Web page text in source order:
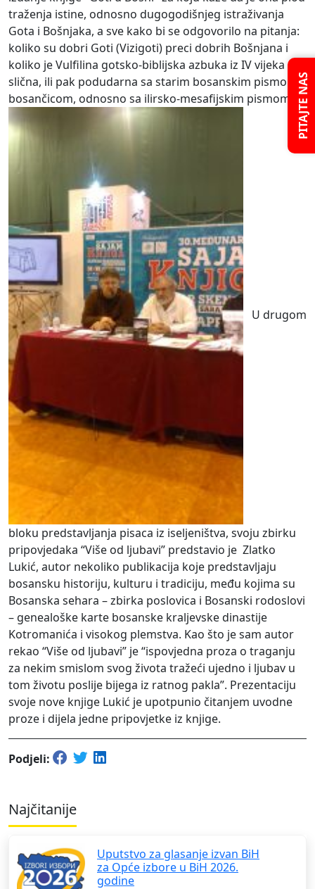
PITAJTE NAS
traženja istine, odnosno dugogodišnjeg istraživanja
Gota i Bošnjaka, a sve kako bi se odgovorilo na pitanja:
koliko su dobri Goti (Vizigoti) preci dobrih Bošnjana i
koliko je Vulfilina gotsko-biblijska azbuka iz IV vijeka
slična, ili pak podudarna sa starim bosanskim pismom -
bosančicom, odnosno sa ilirsko-mesafijskim pismom.
U drugom
bloku predstavljanja pisaca iz iseljeništva, svoju zbirku
pripovjedaka “Više od ljubavi” predstavio je Zlatko
Lukić, autor nekoliko publikacija koje predstavljaju
bosansku historiju, kulturu i tradiciju, među kojima su
Bosanska sehara – zbirka poslovica i Bosanski rodoslovi
– genealoške karte bosanske kraljevske dinastije
Kotromanića i visokog plemstva. Kao što je sam autor
rekao “Više od ljubavi” je “ispovjedna proza o traganju
za nekim smislom svog života tražeći ujedno i ljubav u
tom životu poslije bijega iz ratnog pakla”. Prezentaciju
svoje nove knjige Lukić je upotpunio čitanjem uvodne
proze i dijela jedne pripovjetke iz knjige.
Podjeli:
Najčitanije
Uputstvo za glasanje izvan BiH
za Opće izbore u BiH 2026.
godine